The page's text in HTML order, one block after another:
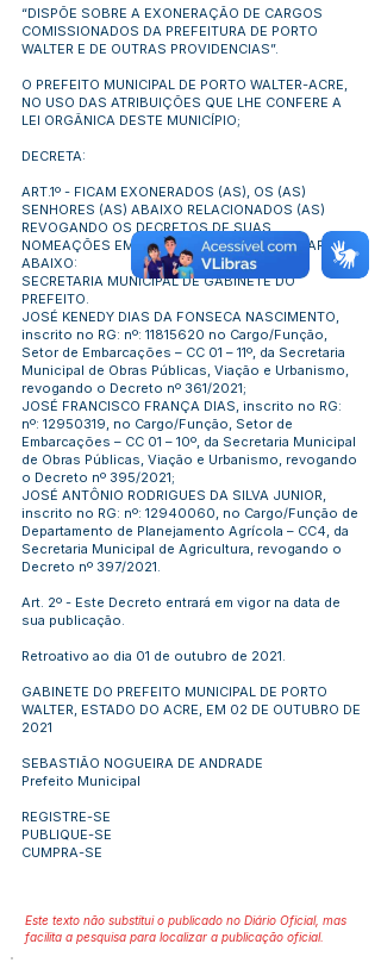
“DISPÕE SOBRE A EXONERAÇÃO DE CARGOS
COMISSIONADOS DA PREFEITURA DE PORTO
WALTER E DE OUTRAS PROVIDENCIAS”.
O PREFEITO MUNICIPAL DE PORTO WALTER-ACRE,
NO USO DAS ATRIBUIÇÕES QUE LHE CONFERE A
LEI ORGÂNICA DESTE MUNICÍPIO;
DECRETA:
ART.1º - FICAM EXONERADOS (AS), OS (AS)
SENHORES (AS) ABAIXO RELACIONADOS (AS)
REVOGANDO OS DECRETOS DE SUAS
NOMEAÇÕES EM REFERÊNCIA DAS SECRETARIAS
ABAIXO:
SECRETARIA MUNICIPAL DE GABINETE DO
PREFEITO.
JOSÉ KENEDY DIAS DA FONSECA NASCIMENTO,
inscrito no RG: nº: 11815620 no Cargo/Função,
Setor de Embarcações – CC 01 – 11º, da Secretaria
Municipal de Obras Públicas, Viação e Urbanismo,
revogando o Decreto nº 361/2021;
JOSÉ FRANCISCO FRANÇA DIAS, inscrito no RG:
nº: 12950319, no Cargo/Função, Setor de
Embarcações – CC 01 – 10º, da Secretaria Municipal
de Obras Públicas, Viação e Urbanismo, revogando
o Decreto nº 395/2021;
JOSÉ ANTÔNIO RODRIGUES DA SILVA JUNIOR,
inscrito no RG: nº: 12940060, no Cargo/Função de
Departamento de Planejamento Agrícola – CC4, da
Secretaria Municipal de Agricultura, revogando o
Decreto nº 397/2021.
Art. 2º - Este Decreto entrará em vigor na data de
sua publicação.
Retroativo ao dia 01 de outubro de 2021.
GABINETE DO PREFEITO MUNICIPAL DE PORTO
WALTER, ESTADO DO ACRE, EM 02 DE OUTUBRO DE
2021
SEBASTIÃO NOGUEIRA DE ANDRADE
Prefeito Municipal
REGISTRE-SE
PUBLIQUE-SE
CUMPRA-SE
Este texto não substitui o publicado no Diário Oficial, mas
facilita a pesquisa para localizar a publicação oficial.